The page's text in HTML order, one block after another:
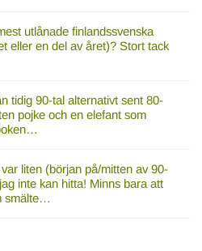
utlånade finlandssvenska
eller en del av året)? Stort tack
tidig 90-tal alternativt sent 80-
pojke och en elefant som
liten (början på/mitten av 90-
inte kan hitta! Minns bara att
smälte…